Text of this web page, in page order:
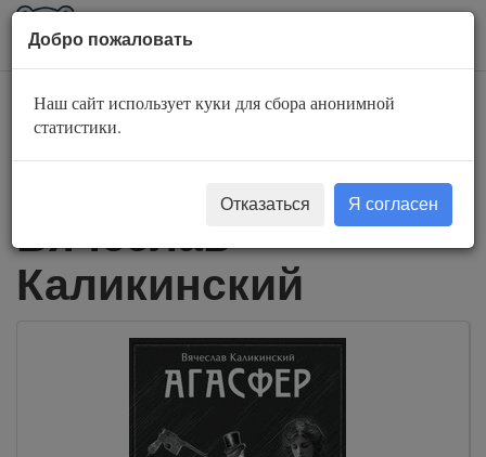
AuBook.org
Слушать
аудиокниги
Вячеслав
Каликинский
Добро пожаловать
Наш сайт использует куки для сбора анонимной
статистики.
Отказаться Я согласен